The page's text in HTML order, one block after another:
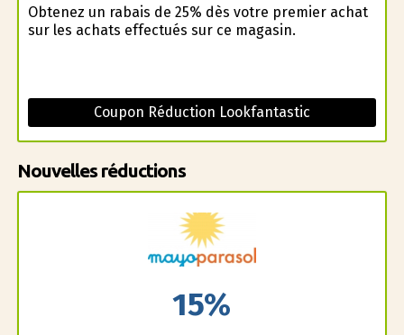
Obtenez un rabais de 25% dès votre premier achat
sur les achats effectués sur ce magasin.
Coupon Réduction Lookfantastic
Nouvelles réductions
15%